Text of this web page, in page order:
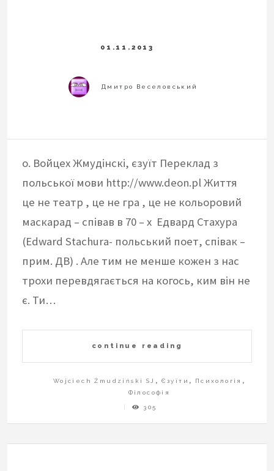
о. Войцех Жмудінскі, єзуїт Переклад з
польської мови http://www.deon.pl Життя
це не театр , це не гра , це не кольоровий
маскарад – співав в 70 – х Едвард Стахура
(Edward Stachura- польський поет, співак –
прим. ДВ) . Але тим не менше кожен з нас
трохи перевдягається на когось, ким він не
є. Ти…
continue reading
Wojciech Żmudziński SJ , Єзуїти , Психологія ,
Філософія
305